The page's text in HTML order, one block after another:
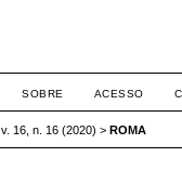
SOBRE ACESSO
v. 16, n. 16 (2020) > ROMA